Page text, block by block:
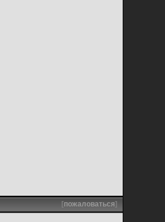
[пожаловаться]